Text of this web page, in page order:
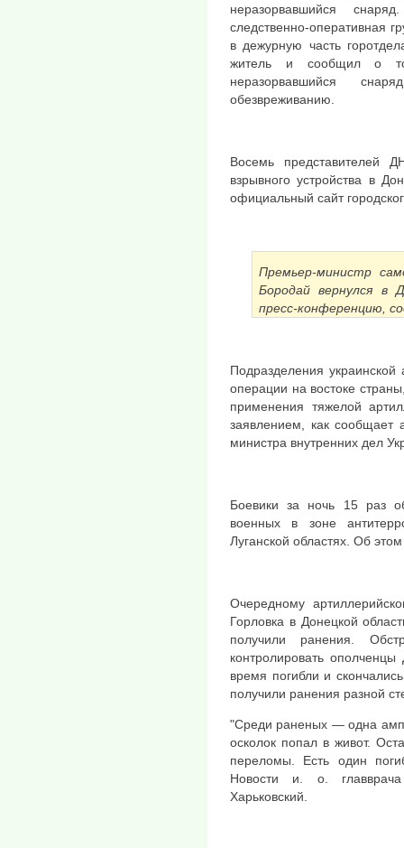
неразорвавшийся
следственно-оперативная
в дежурную часть
житель и сообщил о
неразорвавшийся
обезвреживанию.
Восемь представителей
взрывного устройства в
официальный сайт
Премьер-министр
Бородай вернулся в
пресс-конференцию,
Подразделения
операции на востоке
применения тяжелой
заявлением, как сообщает
министра внутренних дел
Боевики за ночь 15 раз
военных в зоне
Луганской областях. Об
Очередному
Горловка в Донецкой
получили ранения.
контролировать
время погибли и
получили ранения разной
"Среди раненых — одна
осколок попал в живот.
переломы. Есть один
Новости и. о.
Харьковский.